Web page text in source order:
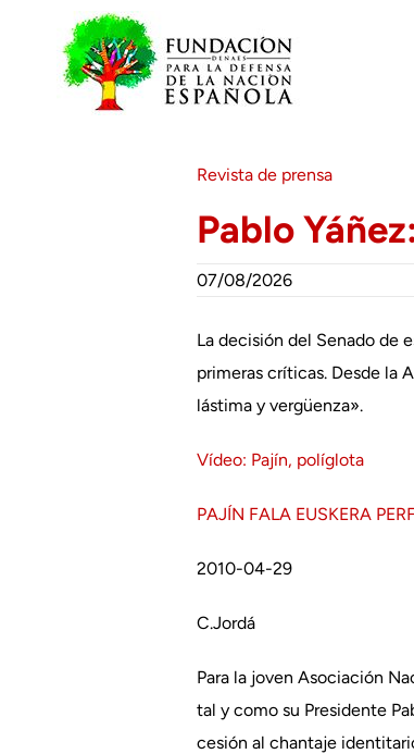
contenido
Revista de prensa
Pablo
07/08/2026
La decisión del Senado de
primeras críticas. Desde la
lástima y vergüenza».
Vídeo: Pajín, políglota
PAJÍN FALA EUSKERA
2010-04-29
C.Jordá
Para la joven Asociación
tal y como su Presidente
cesión al chantaje